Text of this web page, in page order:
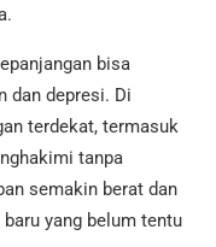
bisa
dan depresi. Di
terdekat, termasuk
tanpa
semakin berat dan
yang belum tentu